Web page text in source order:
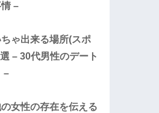
–
ゃ出来る場所(スポ
– 30代男性のデート
–
女性の存在を伝える